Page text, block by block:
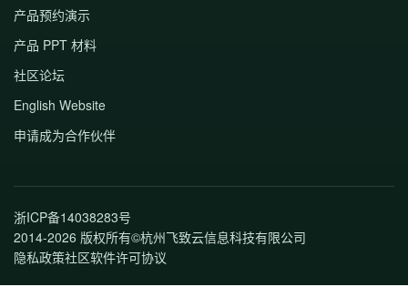
产品预约演示
产品 PPT 材料
社区论坛
English Website
申请成为合作伙伴
浙ICP备14038283号
2014-2026 版权所有©杭州飞致云信息科技有限公司
隐私政策社区软件许可协议